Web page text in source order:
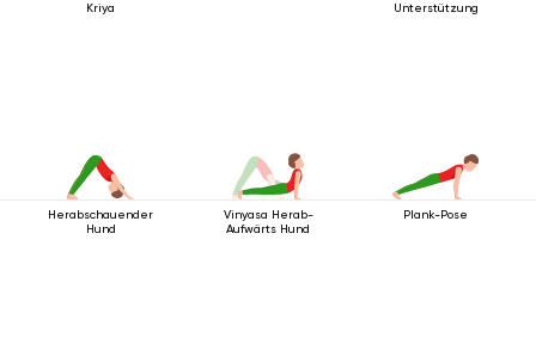
Kriya
Unterstützung
Herabschauender
Hund
Vinyasa Herab-
Aufwärts Hund
Plank-Pose